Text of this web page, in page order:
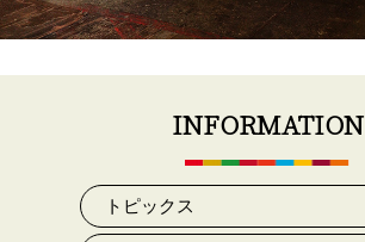
INFORMATION
トピックス